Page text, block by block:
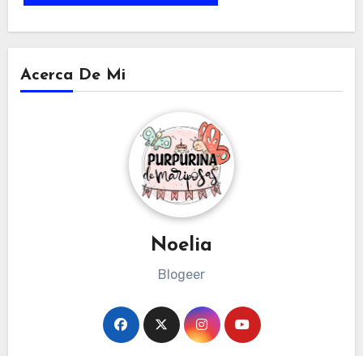
Acerca De Mi
Noelia
Blogeer